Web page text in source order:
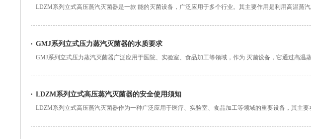
LDZM系列立式高压蒸汽灭菌器是一款 能的灭菌设备，广泛应用于多个行业。其主要作用是利用高温蒸
GMJ系列立式压力蒸汽灭菌器的水质要求
GMJ系列立式压力蒸汽灭菌器广泛应用于医院、实验室、食品加工等领域，作为 灭菌设备，它通过高温
LDZM系列立式高压蒸汽灭菌器的安全使用须知
LDZM系列立式高压蒸汽灭菌器作为一种广泛应用于医疗、实验室、食品加工等领域的重要设备，其主